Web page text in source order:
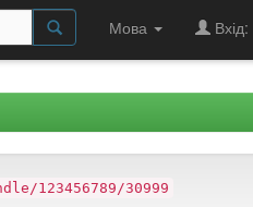
Мова Вхід:
123456789/30999